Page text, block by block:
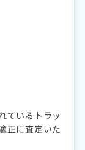
ているトラッ
正に査定いた